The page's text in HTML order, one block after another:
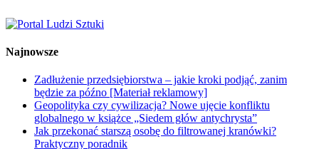
Najnowsze
Zadłużenie przedsiębiorstwa – jakie kroki podjąć, zanim
będzie za późno [Materiał reklamowy]
Geopolityka czy cywilizacja? Nowe ujęcie konfliktu
globalnego w książce „Siedem głów antychrysta”
Jak przekonać starszą osobę do filtrowanej kranówki?
Praktyczny poradnik